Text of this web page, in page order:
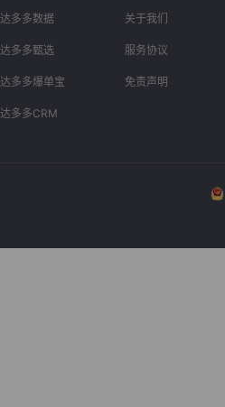
达多多数据
达多多甄选
达多多爆单宝
达多多CRM
关于我们
服务协议
免责声明